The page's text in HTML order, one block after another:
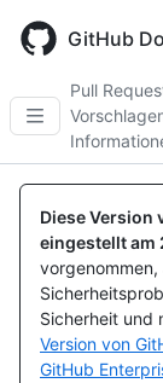
main
GitHub
Pull
Diese Version
eingestellt am
Sicherheit und
Version von
GitHub